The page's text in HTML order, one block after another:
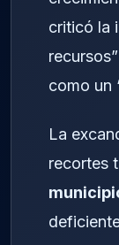
criticó la
como un
La
recortes